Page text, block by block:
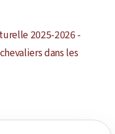
2025-2026 -
dans les